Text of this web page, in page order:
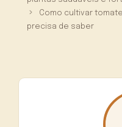
Como cultivar
precisa de saber